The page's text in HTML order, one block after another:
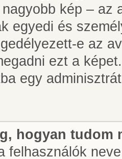
kép – az
egyedi és
e az
ezt a
egy
hogyan tudom
felhasználók